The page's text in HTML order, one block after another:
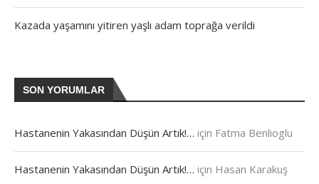
Kazada yaşamını yitiren yaşlı adam toprağa verildi
SON YORUMLAR
Hastanenin Yakasından Düşün Artık!… için Fatma Benlioglu
Hastanenin Yakasından Düşün Artık!… için Hasan Karakuş